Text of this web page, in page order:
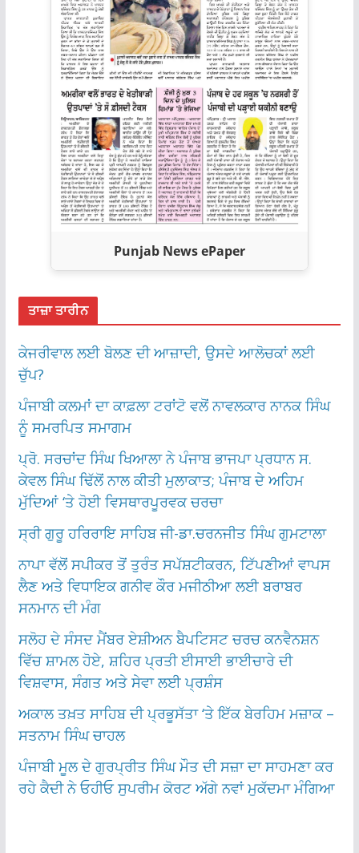
Punjab News ePaper
ਤਾਜ਼ਾ ਤਾਰੀਨ
ਕੇਜਰੀਵਾਲ ਲਈ ਬੋਲਣ ਦੀ ਆਜ਼ਾਦੀ, ਉਸਦੇ ਆਲੋਚਕਾਂ ਲਈ
ਚੁੱਪ?
ਪੰਜਾਬੀ ਕਲਮਾਂ ਦਾ ਕਾਫ਼ਲਾ ਟਰਾਂਟੋ ਵਲੋਂ ਨਾਵਲਕਾਰ ਨਾਨਕ ਸਿੰਘ
ਨੂੰ ਸਮਰਪਿਤ ਸਮਾਗਮ
ਪ੍ਰੋ. ਸਰਚਾਂਦ ਸਿੰਘ ਖਿਆਲਾ ਨੇ ਪੰਜਾਬ ਭਾਜਪਾ ਪ੍ਰਧਾਨ ਸ.
ਕੇਵਲ ਸਿੰਘ ਢਿੱਲੋਂ ਨਾਲ ਕੀਤੀ ਮੁਲਾਕਾਤ; ਪੰਜਾਬ ਦੇ ਅਹਿਮ
ਮੁੱਦਿਆਂ ‘ਤੇ ਹੋਈ ਵਿਸਥਾਰਪੂਰਵਕ ਚਰਚਾ
ਸ੍ਰੀ ਗੁਰੂ ਹਰਿਰਾਇ ਸਾਹਿਬ ਜੀ-ਡਾ.ਚਰਨਜੀਤ ਸਿੰਘ ਗੁਮਟਾਲਾ
ਨਾਪਾ ਵੱਲੋਂ ਸਪੀਕਰ ਤੋਂ ਤੁਰੰਤ ਸਪੱਸ਼ਟੀਕਰਨ, ਟਿੱਪਣੀਆਂ ਵਾਪਸ
ਲੈਣ ਅਤੇ ਵਿਧਾਇਕ ਗਨੀਵ ਕੌਰ ਮਜੀਠੀਆ ਲਈ ਬਰਾਬਰ
ਸਨਮਾਨ ਦੀ ਮੰਗ
ਸਲੋਹ ਦੇ ਸੰਸਦ ਮੈਂਬਰ ਏਸ਼ੀਅਨ ਬੈਪਟਿਸਟ ਚਰਚ ਕਨਵੈਨਸ਼ਨ
ਵਿੱਚ ਸ਼ਾਮਲ ਹੋਏ, ਸ਼ਹਿਰ ਪ੍ਰਤੀ ਈਸਾਈ ਭਾਈਚਾਰੇ ਦੀ
ਵਿਸ਼ਵਾਸ, ਸੰਗਤ ਅਤੇ ਸੇਵਾ ਲਈ ਪ੍ਰਸ਼ੰਸ
ਅਕਾਲ ਤਖ਼ਤ ਸਾਹਿਬ ਦੀ ਪ੍ਰਭੂਸੱਤਾ ‘ਤੇ ਇੱਕ ਬੇਰਹਿਮ ਮਜ਼ਾਕ –
ਸਤਨਾਮ ਸਿੰਘ ਚਾਹਲ
ਪੰਜਾਬੀ ਮੂਲ ਦੇ ਗੁਰਪ੍ਰੀਤ ਸਿੰਘ ਮੌਤ ਦੀ ਸਜ਼ਾ ਦਾ ਸਾਹਮਣਾ ਕਰ
ਰਹੇ ਕੈਦੀ ਨੇ ਓਹੀਓ ਸੁਪਰੀਮ ਕੋਰਟ ਅੱਗੇ ਨਵਾਂ ਮੁਕੱਦਮਾ ਮੰਗਿਆ